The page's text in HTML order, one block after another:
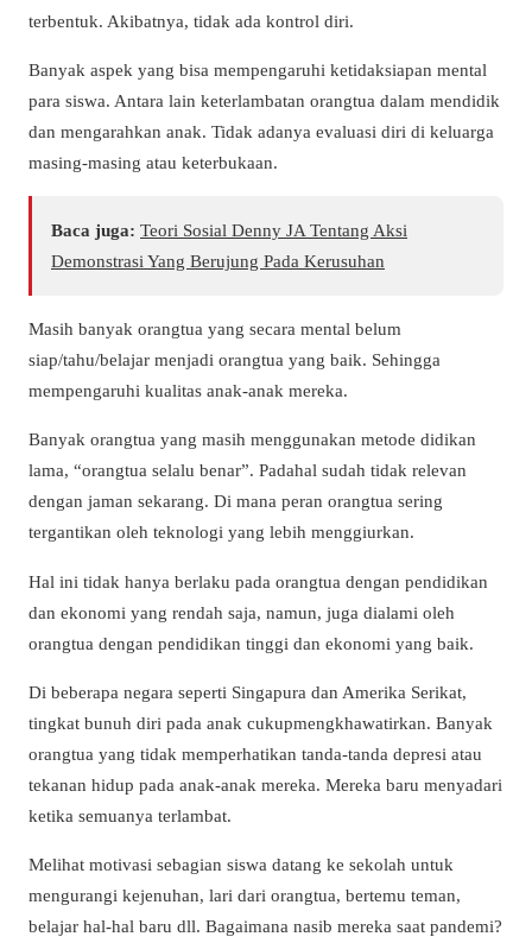
terbentuk. Akibatnya, tidak ada kontrol diri.
Banyak aspek yang bisa mempengaruhi ketidaksiapan mental
para siswa. Antara lain keterlambatan orangtua dalam mendidik
dan mengarahkan anak. Tidak adanya evaluasi diri di keluarga
masing-masing atau keterbukaan.
Baca juga: Teori Sosial Denny JA Tentang Aksi
Demonstrasi Yang Berujung Pada Kerusuhan
Masih banyak orangtua yang secara mental belum
siap/tahu/belajar menjadi orangtua yang baik. Sehingga
mempengaruhi kualitas anak-anak mereka.
Banyak orangtua yang masih menggunakan metode didikan
lama, “orangtua selalu benar”. Padahal sudah tidak relevan
dengan jaman sekarang. Di mana peran orangtua sering
tergantikan oleh teknologi yang lebih menggiurkan.
Hal ini tidak hanya berlaku pada orangtua dengan pendidikan
dan ekonomi yang rendah saja, namun, juga dialami oleh
orangtua dengan pendidikan tinggi dan ekonomi yang baik.
Di beberapa negara seperti Singapura dan Amerika Serikat,
tingkat bunuh diri pada anak cukupmengkhawatirkan. Banyak
orangtua yang tidak memperhatikan tanda-tanda depresi atau
tekanan hidup pada anak-anak mereka. Mereka baru menyadari
ketika semuanya terlambat.
Melihat motivasi sebagian siswa datang ke sekolah untuk
mengurangi kejenuhan, lari dari orangtua, bertemu teman,
belajar hal-hal baru dll. Bagaimana nasib mereka saat pandemi?